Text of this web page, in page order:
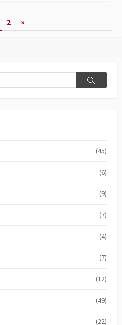
2 »
検
(45)
(6)
(9)
(7)
(4)
(7)
(12)
(49)
(22)